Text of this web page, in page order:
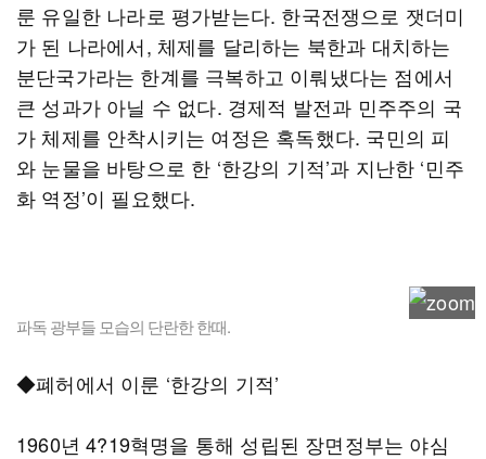
룬 유일한 나라로 평가받는다. 한국전쟁으로 잿더미
가 된 나라에서, 체제를 달리하는 북한과 대치하는
분단국가라는 한계를 극복하고 이뤄냈다는 점에서
큰 성과가 아닐 수 없다. 경제적 발전과 민주주의 국
가 체제를 안착시키는 여정은 혹독했다. 국민의 피
와 눈물을 바탕으로 한 ‘한강의 기적’과 지난한 ‘민주
화 역정’이 필요했다.
파독 광부들 모습의 단란한 한때.
◆폐허에서 이룬 ‘한강의 기적’
1960년 4?19혁명을 통해 성립된 장면정부는 야심